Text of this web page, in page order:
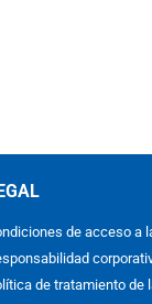
de acceso a
de tratamiento de